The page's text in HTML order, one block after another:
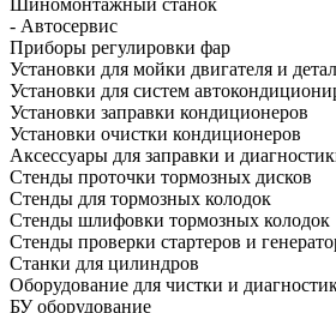
- Автосервис
Приборы регулировки фар
Установки для мойки двигателя и
Установки для систем
Установки заправки кондиционеров
Установки очистки кондиционеров
Аксессуары для заправки и
Стенды проточки тормозных дисков
Стенды для тормозных колодок
Стенды шлифовки тормозных колодок
Стенды проверки стартеров и
Станки для цилиндров
Оборудование для чистки и
БУ оборудование